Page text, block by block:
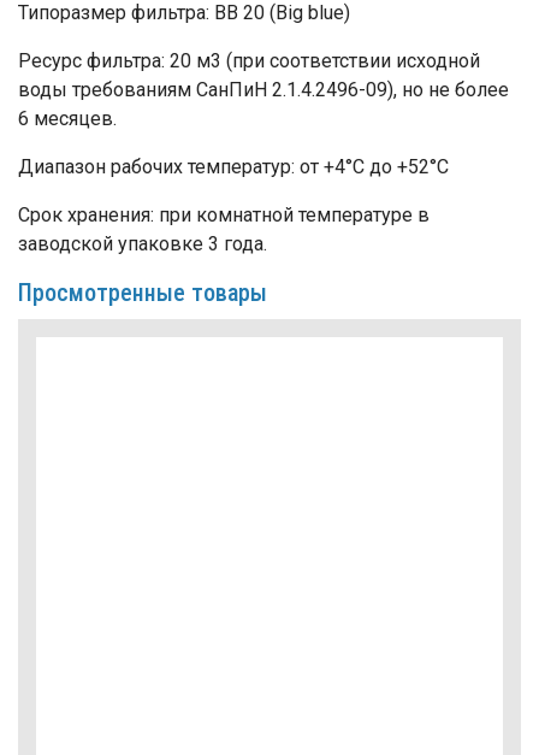
Типоразмер фильтра: BB 20 (Big blue)
Ресурс фильтра: 20 м3 (при соответствии исходной
воды требованиям СанПиН 2.1.4.2496-09), но не более
6 месяцев.
Диапазон рабочих температур: от +4°C до +52°C
Срок хранения: при комнатной температуре в
заводской упаковке 3 года.
Просмотренные товары